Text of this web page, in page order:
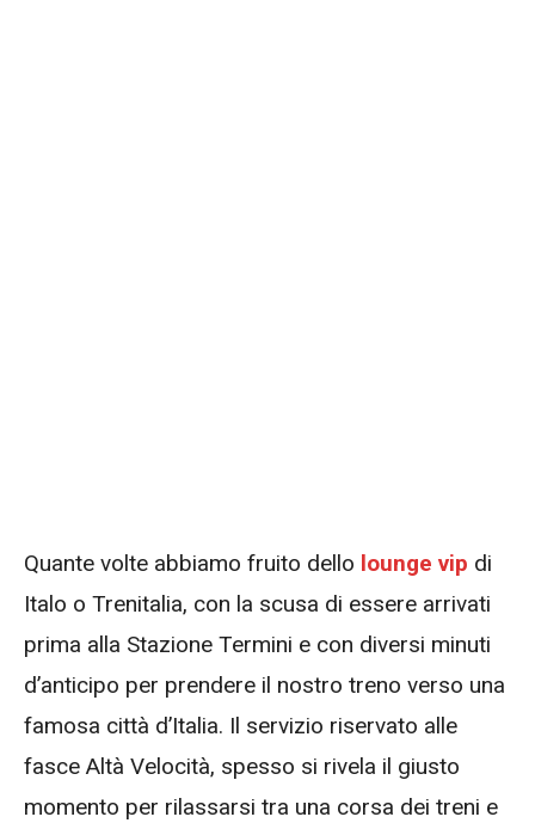
Quante volte abbiamo fruito dello lounge vip di
Italo o Trenitalia, con la scusa di essere arrivati
prima alla Stazione Termini e con diversi minuti
d’anticipo per prendere il nostro treno verso una
famosa città d’Italia. Il servizio riservato alle
fasce Altà Velocità, spesso si rivela il giusto
momento per rilassarsi tra una corsa dei treni e